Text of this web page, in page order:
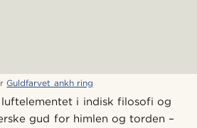
Guldfarvet ankh ring
i indisk filosofi og
gud for himlen og torden –